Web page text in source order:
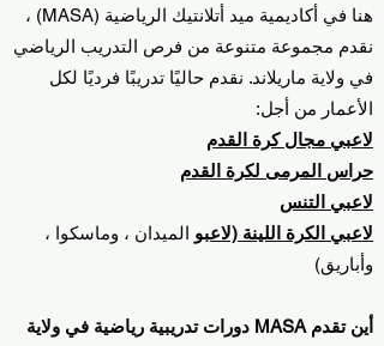
هنا في أكاديمية ميد أتلانتيك الرياضية (MASA) ،
نقدم مجموعة متنوعة من فرص التدريب الرياضي
في ولاية ماريلاند. نقدم حاليًا تدريبًا فرديًا لكل
الأعمار من أجل:
لاعبي مجال كرة القدم
حراس المرمى لكرة القدم
لاعبي التنس
لاعبي الكرة اللينة (لاعبو الميدان ، وماسكوا ،
وأباريق)
أين تقدم MASA دورات تدريبية رياضية في ولاية